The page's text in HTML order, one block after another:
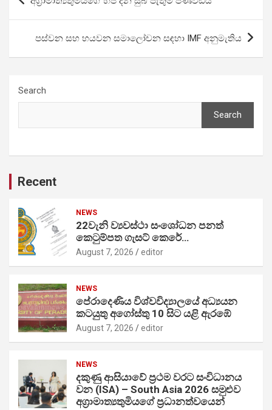
navigation
පස්වන සහ හයවන සමාලෝචන සඳහා IMF අනුමැතිය
Search
Search
Recent
NEWS
22වැනි ව්‍යවස්ථා සංශෝධන පනත්
කෙටුම්පත ගැසට් කෙරේ…
August 7, 2026 editor
NEWS
පේරාදෙණිය විශ්වවිද්‍යාලයේ අධ්‍යයන
කටයුතු අගෝස්තු 10 සිට යළි ඇරඹේ
August 7, 2026 editor
NEWS
දකුණු ආසියාවේ ප්‍රථම වරට සංවිධානය
වන (ISA) – South Asia 2026 සමුළුව
අග්‍රාමාත්‍යතුමියගේ ප්‍රධානත්වයෙන්